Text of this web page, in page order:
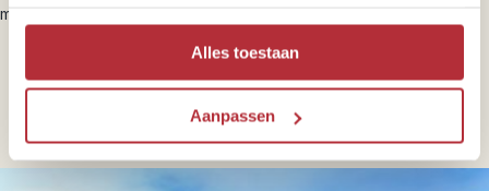
Alles toestaan
Aanpassen
met vrijwel geen andere reizigers hoeft te delen.